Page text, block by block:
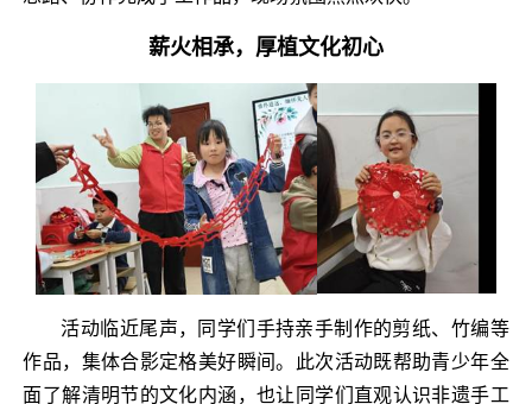
薪火相承，厚植文化初心
活动临近尾声，同学们手持亲手制作的剪纸、竹编等
作品，集体合影定格美好瞬间。此次活动既帮助青少年全
面了解清明节的文化内涵，也让同学们直观认识非遗手工